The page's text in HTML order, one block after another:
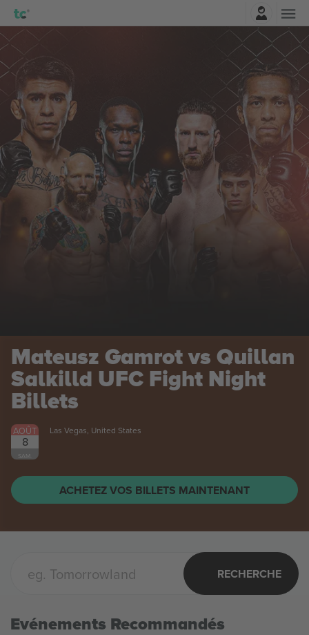
Mateusz Gamrot vs Quillan
Salkilld UFC Fight Night
Billets
AOÛT
8
SAM.
Las Vegas, United States
ACHETEZ VOS BILLETS MAINTENANT
RECHERCHE
Evénements Recommandés